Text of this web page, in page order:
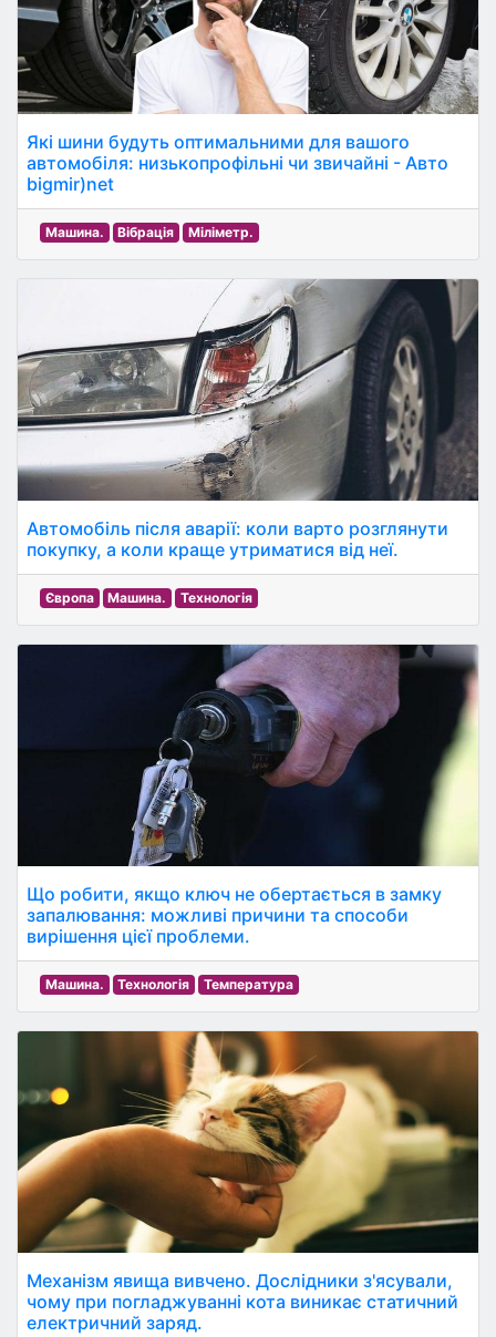
Які шини будуть оптимальними для вашого
автомобіля: низькопрофільні чи звичайні - Авто
bigmir)net
Машина. Вібрація Міліметр.
Автомобіль після аварії: коли варто розглянути
покупку, а коли краще утриматися від неї.
Європа Машина. Технологія
Що робити, якщо ключ не обертається в замку
запалювання: можливі причини та способи
вирішення цієї проблеми.
Машина. Технологія Температура
Механізм явища вивчено. Дослідники з'ясували,
чому при погладжуванні кота виникає статичний
електричний заряд.